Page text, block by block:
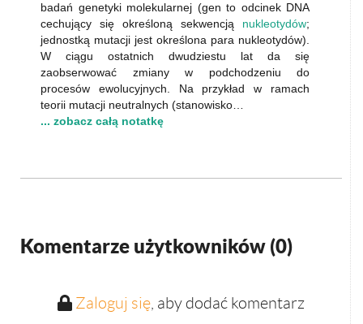
badań genetyki molekularnej (gen to odcinek DNA
cechujący się określoną sekwencją nukleotydów;
jednostką mutacji jest określona para nukleotydów).
W ciągu ostatnich dwudziestu lat da się
zaobserwować zmiany w podchodzeniu do
procesów ewolucyjnych. Na przykład w ramach
teorii mutacji neutralnych (stanowisko…
... zobacz całą notatkę
Komentarze użytkowników (0)
Zaloguj się, aby dodać komentarz